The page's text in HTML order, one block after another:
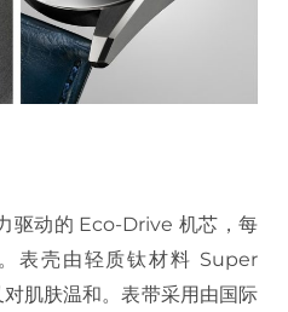
驱动的 Eco-Drive 机芯，每
表壳由轻质钛材料 Super
肌肤温和。表带采用由国际